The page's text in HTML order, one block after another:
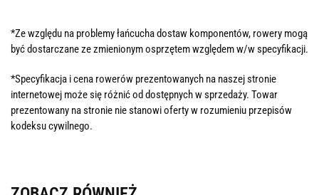
*Ze względu na problemy łańcucha dostaw komponentów, rowery mogą
być dostarczane ze zmienionym osprzętem względem w/w specyfikacji.
*Specyfikacja i cena rowerów prezentowanych na naszej stronie
internetowej może się różnić od dostępnych w sprzedaży. Towar
prezentowany na stronie nie stanowi oferty w rozumieniu przepisów
kodeksu cywilnego.